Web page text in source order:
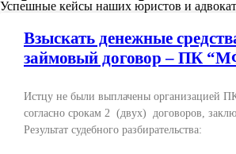
Успешные кейсы наших юристов и
Взыскать денежные
займовый договор – ПК
Истцу не были выплачены организацией
согласно срокам 2 (двух) договоров,
Результат судебного разбирательства: